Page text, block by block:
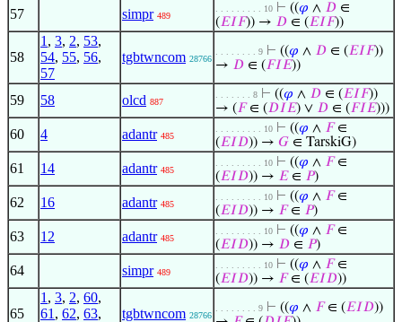
57 simpr 489
. . . . . . . . . 10 ⊢ ((𝜑 ∧ 𝐷 ∈
(𝐸𝐼𝐹)) → 𝐷 ∈ (𝐸𝐼𝐹))
58
1 , 3, 2, 53,
54, 55, 56,
57
tgbtwncom 28766
. . . . . . . . 9 ⊢ ((𝜑 ∧ 𝐷 ∈ (𝐸𝐼𝐹))
→ 𝐷 ∈ (𝐹𝐼𝐸))
59 58 olcd 887
. . . . . . . 8 ⊢ ((𝜑 ∧ 𝐷 ∈ (𝐸𝐼𝐹))
→ (𝐹∈ (𝐷𝐼𝐸) ∨ 𝐷 ∈ (𝐹𝐼𝐸)))
60 4 adantr 485
. . . . . . . . . 10 ⊢ ((𝜑 ∧ 𝐹∈
(𝐸𝐼𝐷)) → 𝐺 ∈ TarskiG)
61 14 adantr 485
. . . . . . . . . 10 ⊢ ((𝜑 ∧ 𝐹∈
(𝐸𝐼𝐷)) → 𝐸∈ 𝑃)
62 16 adantr 485
. . . . . . . . . 10 ⊢ ((𝜑 ∧ 𝐹∈
(𝐸𝐼𝐷)) → 𝐹∈ 𝑃)
63 12 adantr 485
. . . . . . . . . 10 ⊢ ((𝜑 ∧ 𝐹∈
(𝐸𝐼𝐷)) → 𝐷 ∈ 𝑃)
64 simpr 489
. . . . . . . . . 10 ⊢ ((𝜑 ∧ 𝐹∈
(𝐸𝐼𝐷)) → 𝐹∈ (𝐸𝐼𝐷))
65
1 , 3, 2, 60,
61 , 62, 63,
tgbtwncom 28766
. . . . . . . . 9 ⊢ ((𝜑 ∧ 𝐹∈ (𝐸𝐼𝐷))